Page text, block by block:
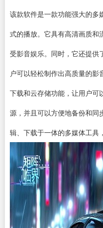
该款软件是一款功能强大的多
式的播放。它具有高清画质和
受影音娱乐。同时，它还提供
户可以轻松制作出高质量的
下载和云存储功能，让用户可
源，并且可以方便地备份和同
辑、下载于一体的多媒体工具